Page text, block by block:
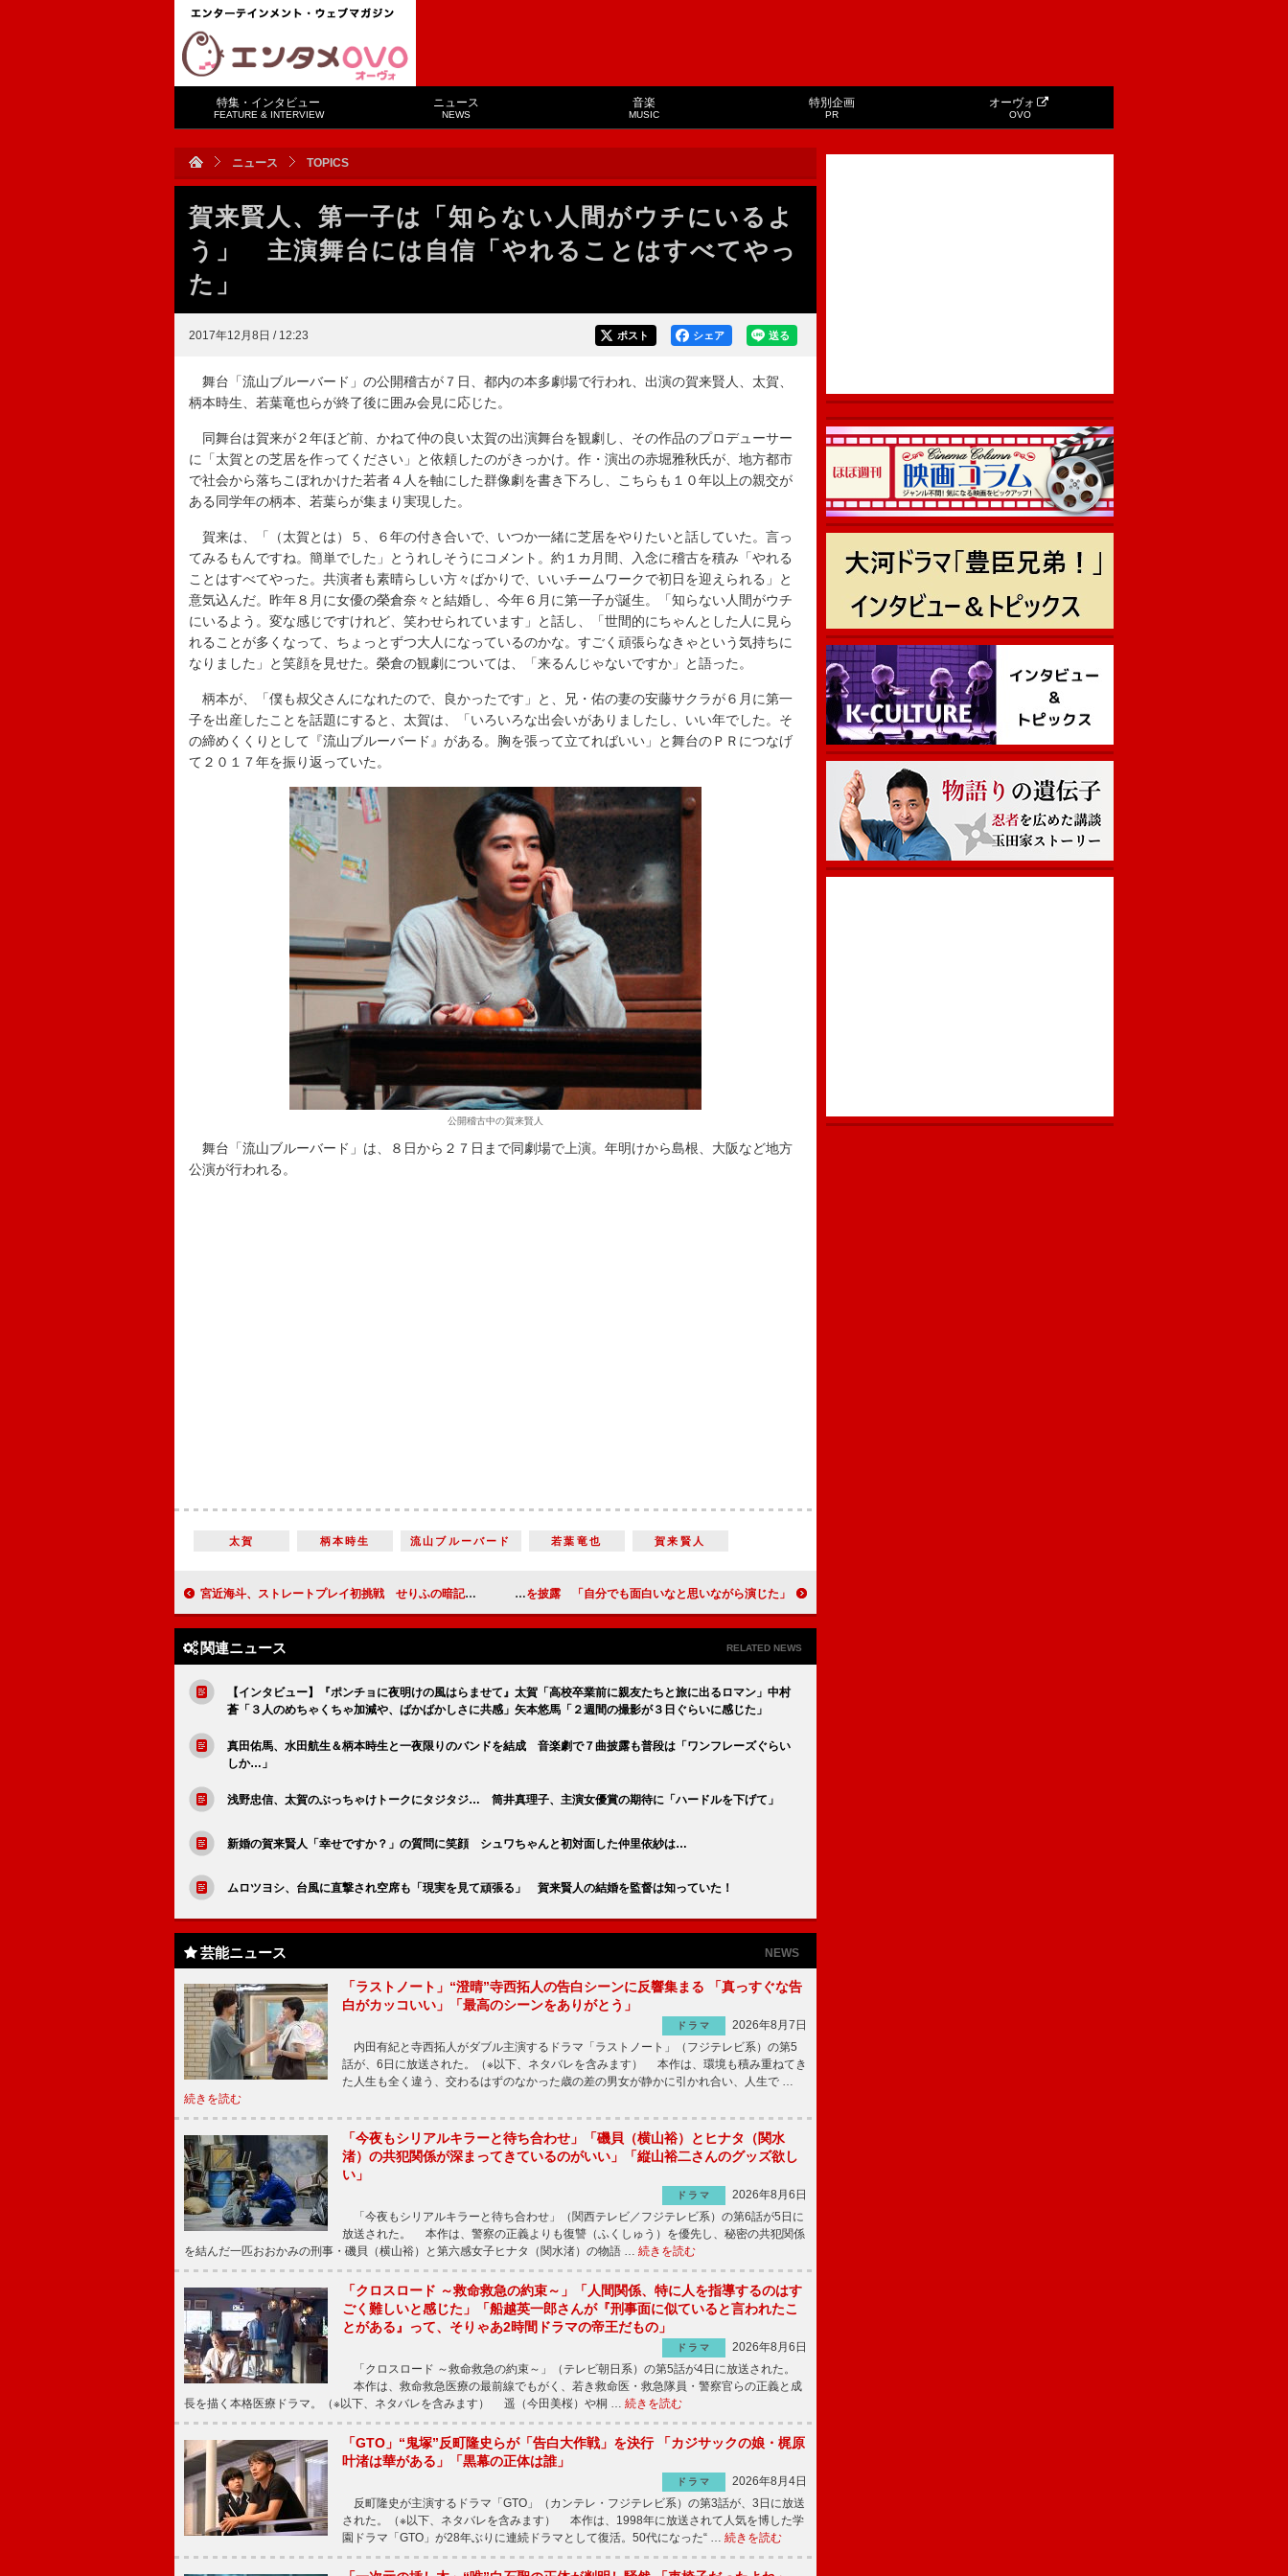
特集・インタビュー
FEATURE & INTERVIEW
ニュース
NEWS
音楽
MUSIC
特別企画
PR
オーヴォ
OVO
ニュース TOPICS
賀来賢人、第一子は「知らない人間がウチにいるよ
う」 主演舞台には自信「やれることはすべてやっ
た」
2017年12月8日 / 12:23 送る
シェア
ポスト
舞台「流山ブルーバード」の公開稽古が７日、都内の本多劇場で行われ、出演の賀来賢人、太賀、
柄本時生、若葉竜也らが終了後に囲み会見に応じた。
同舞台は賀来が２年ほど前、かねて仲の良い太賀の出演舞台を観劇し、その作品のプロデューサー
に「太賀との芝居を作ってください」と依頼したのがきっかけ。作・演出の赤堀雅秋氏が、地方都市
で社会から落ちこぼれかけた若者４人を軸にした群像劇を書き下ろし、こちらも１０年以上の親交が
ある同学年の柄本、若葉らが集まり実現した。
賀来は、「（太賀とは）５、６年の付き合いで、いつか一緒に芝居をやりたいと話していた。言っ
てみるもんですね。簡単でした」とうれしそうにコメント。約１カ月間、入念に稽古を積み「やれる
ことはすべてやった。共演者も素晴らしい方々ばかりで、いいチームワークで初日を迎えられる」と
意気込んだ。昨年８月に女優の榮倉奈々と結婚し、今年６月に第一子が誕生。「知らない人間がウチ
にいるよう。変な感じですけれど、笑わせられています」と話し、「世間的にちゃんとした人に見ら
れることが多くなって、ちょっとずつ大人になっているのかな。すごく頑張らなきゃという気持ちに
なりました」と笑顔を見せた。榮倉の観劇については、「来るんじゃないですか」と語った。
柄本が、「僕も叔父さんになれたので、良かったです」と、兄・佑の妻の安藤サクラが６月に第一
子を出産したことを話題にすると、太賀は、「いろいろな出会いがありましたし、いい年でした。そ
の締めくくりとして『流山ブルーバード』がある。胸を張って立てればいい」と舞台のＰＲにつなげ
て２０１７年を振り返っていた。
公開稽古中の賀来賢人
舞台「流山ブルーバード」は、８日から２７日まで同劇場で上演。年明けから島根、大阪など地方
公演が行われる。
太賀 柄本時生 流山ブルーバード 若葉竜也 賀来賢人
宮近海斗、ストレートプレイ初挑戦 せりふの暗記は「お経のように…」 東山紀之、大岡越前で親ばかぶりを披露 「自分でも面白いなと思いながら演じた」
関連ニュース RELATED NEWS
【インタビュー】『ポンチョに夜明けの風はらませて』太賀「高校卒業前に親友たちと旅に出るロマン」中村
蒼「３人のめちゃくちゃ加減や、ばかばかしさに共感」矢本悠馬「２週間の撮影が３日ぐらいに感じた」
真田佑馬、水田航生＆柄本時生と一夜限りのバンドを結成 音楽劇で７曲披露も普段は「ワンフレーズぐらい
しか…」
浅野忠信、太賀のぶっちゃけトークにタジタジ… 筒井真理子、主演女優賞の期待に「ハードルを下げて」
新婚の賀来賢人「幸せですか？」の質問に笑顔 シュワちゃんと初対面した仲里依紗は…
ムロツヨシ、台風に直撃され空席も「現実を見て頑張る」 賀来賢人の結婚を監督は知っていた！
芸能ニュース NEWS
「ラストノート」“澄晴”寺西拓人の告白シーンに反響集まる 「真っすぐな告
白がカッコいい」「最高のシーンをありがとう」
ドラマ
2026年8月7日
内田有紀と寺西拓人がダブル主演するドラマ「ラストノート」（フジテレビ系）の第5
話が、6日に放送された。（※以下、ネタバレを含みます） 本作は、環境も積み重ねてき
た人生も全く違う、交わるはずのなかった歳の差の男女が静かに引かれ合い、人生で …
続きを読む
「今夜もシリアルキラーと待ち合わせ」「磯貝（横山裕）とヒナタ（関水
渚）の共犯関係が深まってきているのがいい」「縦山裕二さんのグッズ欲し
い」
ドラマ
2026年8月6日
「今夜もシリアルキラーと待ち合わせ」（関西テレビ／フジテレビ系）の第6話が5日に
放送された。 本作は、警察の正義よりも復讐（ふくしゅう）を優先し、秘密の共犯関係
を結んだ一匹おおかみの刑事・磯貝（横山裕）と第六感女子ヒナタ（関水渚）の物語 … 続きを読む
「クロスロード ～救命救急の約束～」「人間関係、特に人を指導するのはす
ごく難しいと感じた」「船越英一郎さんが『刑事面に似ていると言われたこ
とがある』って、そりゃあ2時間ドラマの帝王だもの」
ドラマ
2026年8月6日
「クロスロード ～救命救急の約束～」（テレビ朝日系）の第5話が4日に放送された。
本作は、救命救急医療の最前線でもがく、若き救命医・救急隊員・警察官らの正義と成
長を描く本格医療ドラマ。（※以下、ネタバレを含みます） 遥（今田美桜）や桐 … 続きを読む
「GTO」“鬼塚”反町隆史らが「告白大作戦」を決行 「カジサックの娘・梶原
叶渚は華がある」「黒幕の正体は誰」
ドラマ
2026年8月4日
反町隆史が主演するドラマ「GTO」（カンテレ・フジテレビ系）の第3話が、3日に放送
された。（※以下、ネタバレを含みます） 本作は、1998年に放送されて人気を博した学
園ドラマ「GTO」が28年ぶりに連続ドラマとして復活。50代になった“ … 続きを読む